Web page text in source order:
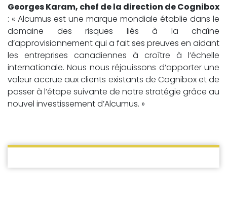
Georges Karam, chef de la direction de Cognibox
: « Alcumus est une marque mondiale établie dans le
domaine des risques liés à la chaîne
d’approvisionnement qui a fait ses preuves en aidant
les entreprises canadiennes à croître à l’échelle
internationale. Nous nous réjouissons d’apporter une
valeur accrue aux clients existants de Cognibox et de
passer à l’étape suivante de notre stratégie grâce au
nouvel investissement d’Alcumus. »